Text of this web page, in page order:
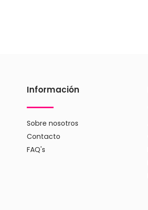
Información
Sobre nosotros
Contacto
FAQ's